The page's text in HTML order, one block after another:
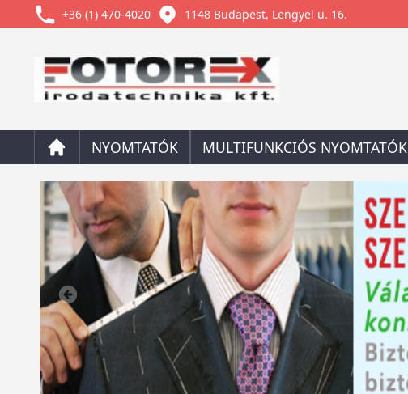
+36 (1) 470-4020 1148 Budapest, Lengyel u. 16.
NYOMTATÓK MULTIFUNKCIÓS NYOMTATÓK